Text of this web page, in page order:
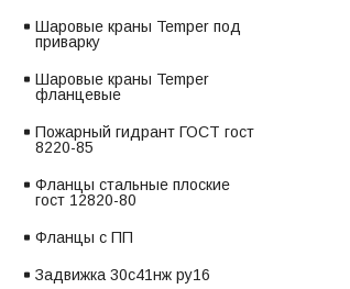
Шаровые краны Temper под
приварку
Шаровые краны Temper
фланцевые
Пожарный гидрант ГОСТ гост
8220-85
Фланцы стальные плоские
гост 12820-80
Фланцы с ПП
Задвижка 30с41нж ру16